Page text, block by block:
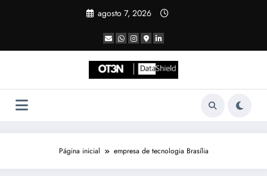
agosto 7, 2026
Página inicial empresa de tecnologia Brasília